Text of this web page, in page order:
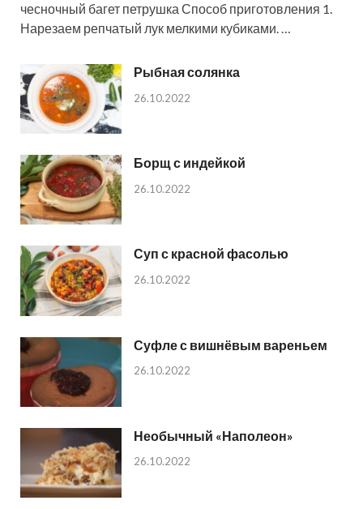
чесночный багет петрушка Способ приготовления 1.
Нарезаем репчатый лук мелкими кубиками. …
Рыбная солянка
26.10.2022
Борщ с индейкой
26.10.2022
Суп с красной фасолью
26.10.2022
Суфле с вишнёвым вареньем
26.10.2022
Необычный «Наполеон»
26.10.2022